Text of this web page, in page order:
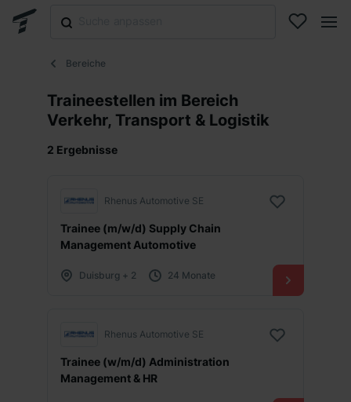
Bereiche
Traineestellen im Bereich
Verkehr, Transport & Logistik
2 Ergebnisse
Rhenus Automotive SE
Trainee (m/w/d) Supply Chain
Management Automotive
Duisburg + 2 24 Monate
Rhenus Automotive SE
Trainee (w/m/d) Administration
Management & HR